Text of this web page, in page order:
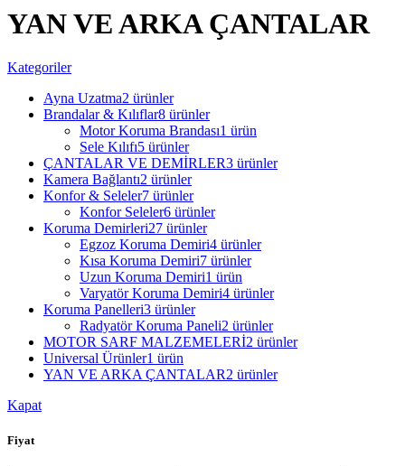
YAN VE ARKA ÇANTALAR
Kategoriler
Ayna Uzatma2 ürünler
Brandalar & Kılıflar8 ürünler
Motor Koruma Brandası1 ürün
Sele Kılıfı5 ürünler
ÇANTALAR VE DEMİRLER3 ürünler
Kamera Bağlantı2 ürünler
Konfor & Seleler7 ürünler
Konfor Seleler6 ürünler
Koruma Demirleri27 ürünler
Egzoz Koruma Demiri4 ürünler
Kısa Koruma Demiri7 ürünler
Uzun Koruma Demiri1 ürün
Varyatör Koruma Demiri4 ürünler
Koruma Panelleri3 ürünler
Radyatör Koruma Paneli2 ürünler
MOTOR SARF MALZEMELERİ2 ürünler
Universal Ürünler1 ürün
YAN VE ARKA ÇANTALAR2 ürünler
Kapat
Fiyat